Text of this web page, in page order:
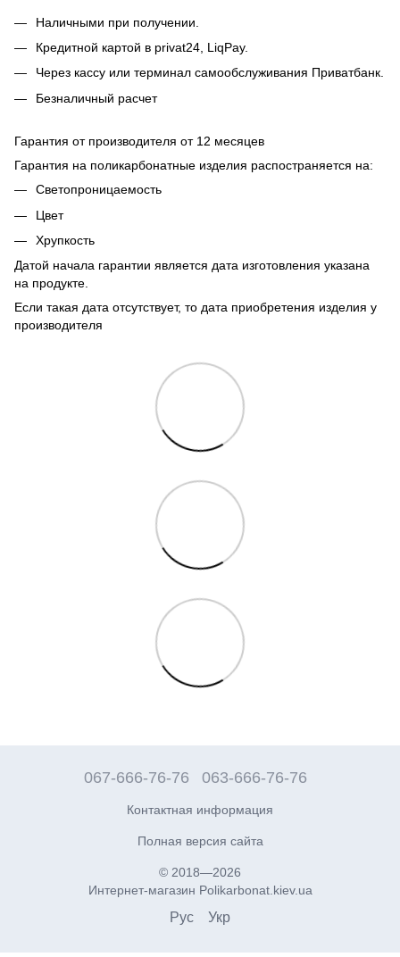
Наличными при получении.
Кредитной картой в privat24, LiqPay.
Через кассу или терминал самообслуживания Приватбанк.
Безналичный расчет
Гарантия от производителя от 12 месяцев
Гарантия на поликарбонатные изделия распостраняется на:
Светопроницаемость
Цвет
Хрупкость
Датой начала гарантии является дата изготовления указана
на продукте.
Если такая дата отсутствует, то дата приобретения изделия у
производителя
067-666-76-76 063-666-76-76
Контактная информация
Полная версия сайта
© 2018—2026
Интернет-магазин Polikarbonat.kiev.ua
Рус Укр